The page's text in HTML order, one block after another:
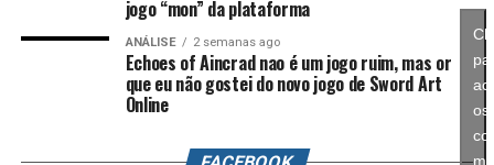
No fim das contas, fica a sensação de que Splatoon
Raiders funciona como um grande laboratório para o
futuro da franquia. A Nintendo parece estar testando
novas mecânicas, um mundo mais aberto, sistemas de
progressão e uma campanha muito mais ambiciosa para
jogo “mon” da plataforma
ANÁLISE 2 semanas ago
Echoes of Aincrad nao é um jogo ruim, mas or
que eu não gostei do novo jogo de Sword Art
Online
os